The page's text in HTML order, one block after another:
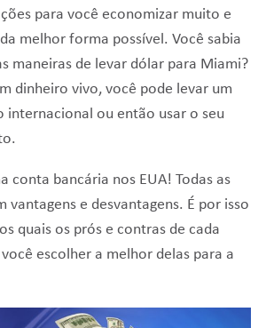
para você economizar muito e
melhor forma possível. Você sabia
maneiras de levar dólar para Miami?
dinheiro vivo, você pode levar um
internacional ou então usar o seu
conta bancária nos EUA! Todas as
vantagens e desvantagens. É por isso
quais os prós e contras de cada
escolher a melhor delas para a